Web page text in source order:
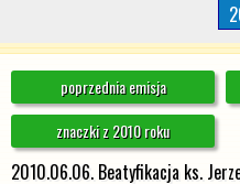
poprzednia emisja
znaczki z 2010 roku
2010.06.06. Beatyfikacja ks.